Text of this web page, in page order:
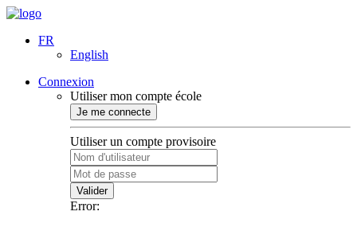
FR
English
Connexion
Utiliser mon compte école
Je me connecte
Utiliser un compte provisoire
Valider
Error: